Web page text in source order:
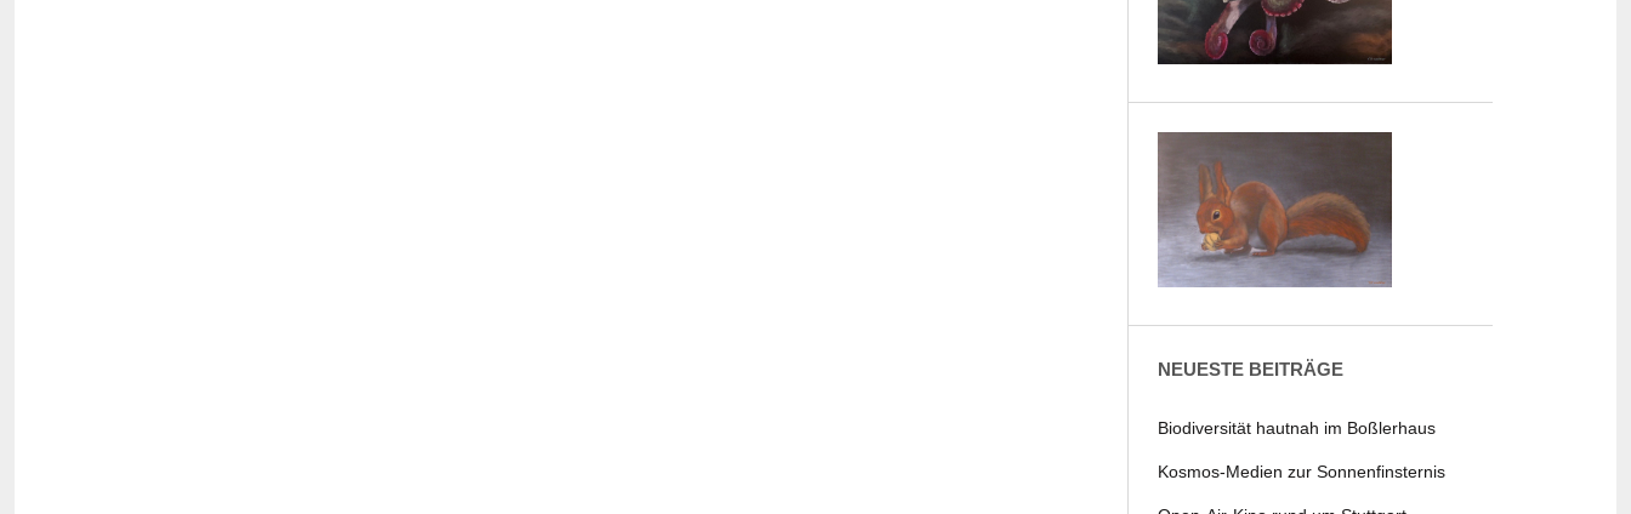
NEUESTE BEITRÄGE
Biodiversität hautnah im Boßlerhaus
Kosmos-Medien zur Sonnenfinsternis